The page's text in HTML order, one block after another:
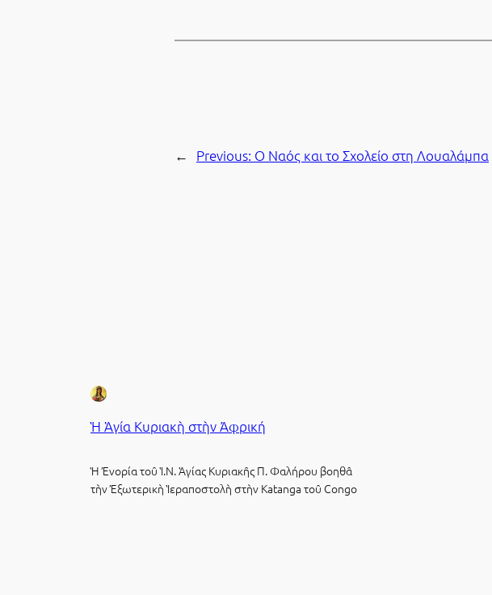
← Previous: Ο Ναός και το Σχολείο στη Λουαλάμπα
Ἡ Ἁγία Κυριακὴ στὴν Ἀφρική
Ἡ Ἐνορία τοῦ Ἱ.Ν. Ἁγίας Κυριακῆς Π. Φαλήρου βοηθᾶ
τὴν Ἐξωτερικὴ Ἱεραποστολὴ στὴν Katanga τοῦ Congo